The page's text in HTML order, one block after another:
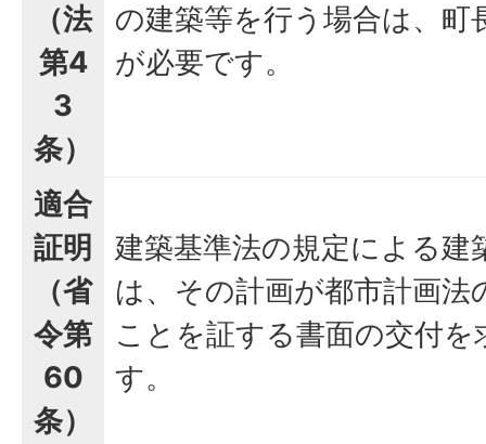
（法
第4
3
条）
の建築等を行う場合は、
が必要です。
適合
証明
（省
令第
60
条）
建築基準法の規定による建
は、その計画が都市計画
ことを証する書面の交付
す。